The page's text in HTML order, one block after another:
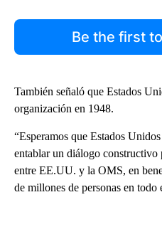
Be the first
También señaló que Estados
organización en 1948.
“Esperamos que Estados
entablar un diálogo constructivo
entre EE.UU. y la OMS, en
de millones de personas en